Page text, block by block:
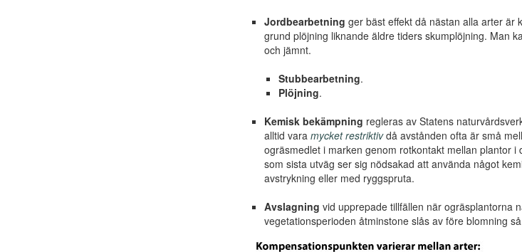
Jordbearbetning ger bäst effekt då nästan alla arter är
grund plöjning liknande äldre tiders skumplöjning. Man
och jämnt.
Stubbearbetning.
Plöjning.
Kemisk bekämpning regleras av Statens
alltid vara mycket restriktivdå avstånden ofta är små
ogräsmedlet i marken genom rotkontakt mellan plantor
som sista utväg ser sig nödsakad att använda något
avstrykning eller med ryggspruta.
Avslagning vid upprepade tillfällen när ogräsplantorna
vegetationsperioden åtminstone slås av före blomning